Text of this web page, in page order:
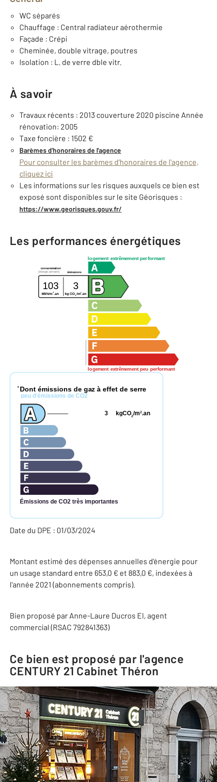
WC séparés
Chauffage : Central radiateur aérothermie
Façade : Crépi
Cheminée, double vitrage, poutres
Isolation : L. de verre dble vitr.
À savoir
Travaux récents : 2013 couverture 2020 piscine Année
rénovation: 2005
Taxe foncière : 1502 €
Barèmes d'honoraires de l'agence
Pour consulter les barèmes d'honoraires de l'agence,
cliquez ici
Les informations sur les risques auxquels ce bien est
exposé sont disponibles sur le site Géorisques :
https://www.georisques.gouv.fr/
Les performances énergétiques
logement extrêmement performant
logement extrêmement peu performant
consommation
émissions
(énergie primaire)
103 3
kWh/m 2.an kg CO2/m2.an
* Dont émissions de gaz à effet de serre
peu d'émissions de CO2
Émissions de CO2 très importantes
kgCO2/m2.an
3
Date du DPE : 01/03/2024
Montant estimé des dépenses annuelles d'énergie pour
un usage standard entre 653,0 € et 883,0 €, indexées à
l'année 2021 (abonnements compris).
Bien proposé par Anne-Laure Ducros EI, agent
commercial (RSAC 792841363)
Ce bien est proposé par l'agence
CENTURY 21 Cabinet Théron